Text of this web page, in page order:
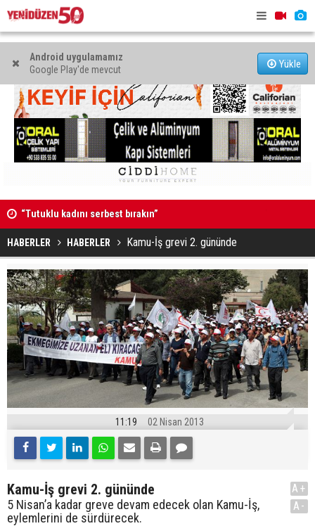
Android uygulamamız
Google Play'de mevcut
Yükle
“Tutuklu kadını serbest bırakın”
HABERLER HABERLER Kamu-İş grevi 2. gününde
11:19 02 Nisan 2013
Kamu-İş grevi 2. gününde
5 Nisan’a kadar greve devam edecek olan Kamu-İş,
eylemlerini de sürdürecek.
A+
A-